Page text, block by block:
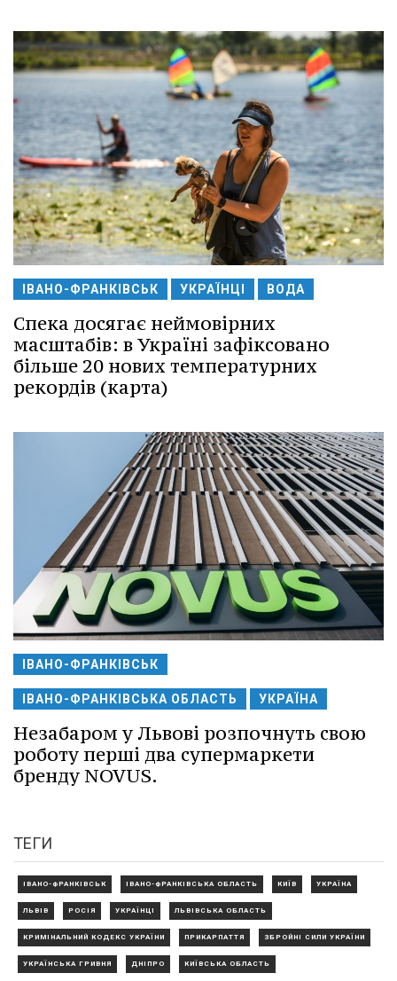
ІВАНО-ФРАНКІВСЬК УКРАЇНЦІ ВОДА
Спека досягає неймовірних
масштабів: в Україні зафіксовано
більше 20 нових температурних
рекордів (карта)
ІВАНО-ФРАНКІВСЬК
ІВАНО-ФРАНКІВСЬКА ОБЛАСТЬ УКРАЇНА
Незабаром у Львові розпочнуть свою
роботу перші два супермаркети
бренду NOVUS.
ТЕГИ
ІВАНО-ФРАНКІВСЬК ІВАНО-ФРАНКІВСЬКА ОБЛАСТЬ КИЇВ УКРАЇНА
ЛЬВІВ РОСІЯ УКРАЇНЦІ ЛЬВІВСЬКА ОБЛАСТЬ
КРИМІНАЛЬНИЙ КОДЕКС УКРАЇНИ ПРИКАРПАТТЯ ЗБРОЙНІ СИЛИ УКРАЇНИ
УКРАЇНСЬКА ГРИВНЯ ДНІПРО КИЇВСЬКА ОБЛАСТЬ